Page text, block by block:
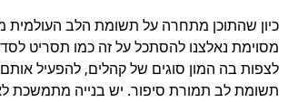
כיון שהתוכן מתחרה על תשומת הלב העולמית
מסוימת נאלצנו להסתכל על זה כמו תסריט
לצפות בה המון סוגים של קהלים, להפעיל
תשומת לב תמורת סיפור. יש בנייה מתמשכת